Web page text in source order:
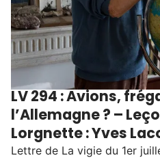
LV 294 : Avions,
l’Allemagne ? –
Lorgnette : Yves
Lettre de La vigie du 1er